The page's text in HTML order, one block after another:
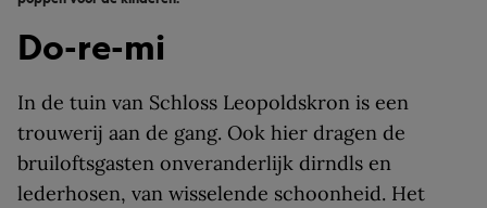
Do-re-mi
In de tuin van Schloss Leopoldskron is een
trouwerij aan de gang. Ook hier dragen de
bruiloftsgasten onveranderlijk dirndls en
lederhosen, van wisselende schoonheid. Het